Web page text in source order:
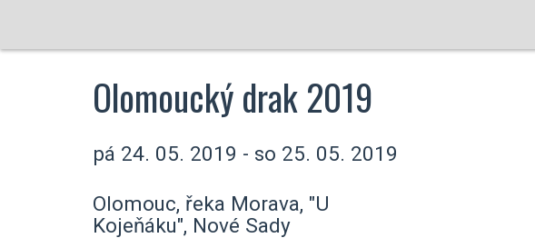
Olomoucký drak 2019
pá 24. 05. 2019 - so 25. 05. 2019
Olomouc, řeka Morava, "U
Kojeňáku", Nové Sady